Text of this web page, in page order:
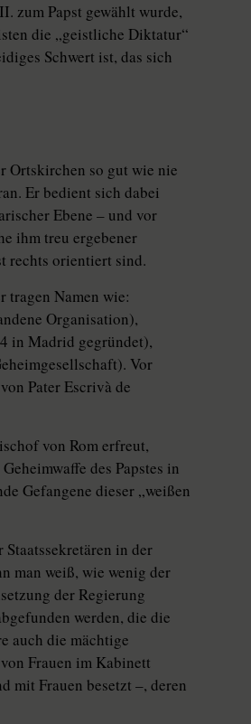
zum Papst gewählt wurde,
die „geistliche Diktatur“
Schwert ist, das sich
Ortskirchen so gut wie nie
Er bedient sich dabei
Ebene – und vor
ihm treu ergebener
rechts orientiert sind.
tragen Namen wie:
Organisation),
in Madrid gegründet),
Vor
Pater Escrivà de
von Rom erfreut,
des Papstes in
Gefangene dieser „weißen
in der
man weiß, wie wenig der
der Regierung
werden, die die
auch die mächtige
Frauen im Kabinett
mit Frauen besetzt –, deren